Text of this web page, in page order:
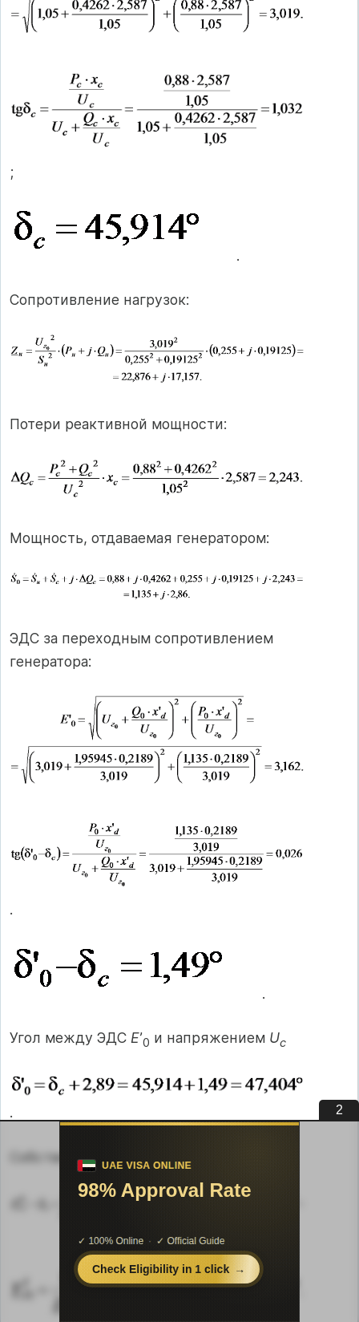
;
.
Сопротивление нагрузок:
Потери реактивной мощности:
Мощность, отдаваемая генератором:
ЭДС за переходным сопротивлением
генератора:
.
.
Угол между ЭДС E’0 и напряжением Uc
.
Собственная проводимость
1